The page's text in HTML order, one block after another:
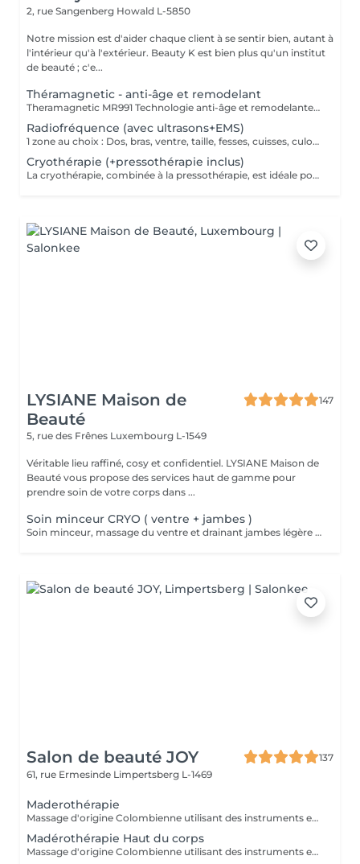
2, rue Sangenberg Howald L-5850
Notre mission est d'aider chaque client à se sentir bien, autant à
l'intérieur qu'à l'extérieur. Beauty K est bien plus qu'un institut
de beauté ; c'e...
Théramagnetic - anti-âge et remodelant
Theramagnetic MR991 Technologie anti-âge et remodelante pour le corps et le visage Le Theramagnetic est un soin non-invasif alliant endomassage mécanique et champs magnétiques pulsés à résonance stochastique (CMPS). Cette technologie brevetée, D.E.S., stimule intensément la régénération cellulaire, améliore la circulation sanguine et lymphatique, et restaure visiblement l'élasticité de la peau. Endomassage Mécanique (MRM) : grâce à deux rouleaux motorisés et une aspiration douce, il reproduit un massage profond qui déstocke les graisses, raffermit les tissus et favorise un drainage naturel. Champs magnétiques pulsés (CMPS) : ils envoient des micro-courants qui relancent l'activité cellulaire, améliorent l'oxygénation, éliminent les toxines et boostent la production de collagène et d'élastine. Résultat : une peau plus lisse, plus lumineuse, dès les premières séances. Des résultats mesurables dès la 1ère séance : Jusqu'à -9,7 cm de tour de taille* +52,65 % d'activité des fibroblastes (cellules de régénération) Visage & Corps : le Theramagnetic s'adapte aux différentes zones, y compris le visage et le cou, pour un effet liftant et anti-âge immédiat. Recommandation : une cure de 7 séances, à raison de 1 à 2 séances par semaine, pour des résultats durables et visibles (raffermissement, réduction des rides, amélioration de la silhouette, drainage).
Radiofréquence (avec ultrasons+EMS)
1 zone au choix : Dos, bras, ventre, taille, fesses, cuisses, culotte de cheval, etc. La technologie ondes électromagnétiques par radiofréquence provoque la rotation des molécules d'eau et génère le réchauffement des tissus cutanés et sous-cutanés. Cette chaleur a pour effet de stimuler le métabolisme, provoquant un ensemble de réactions qui accélère le processus d'élimination des graisses tenaces.
Cryothérapie (+pressothérapie inclus)
La cryothérapie, combinée à la pressothérapie, est idéale pour traiter la cellulite, les douleurs et inflammations. Ce soin par le froid favorise la récupération physique, améliore la circulation et raffermit la peau. En plus de tonifier les tissus et éliminer les capitons, la cryothérapie procure un moment de relaxation grâce à la production d'endorphines stimulée par le froid.
LYSIANE Maison de
Beauté
147
5, rue des Frênes Luxembourg L-1549
Véritable lieu raffiné, cosy et confidentiel. LYSIANE Maison de
Beauté vous propose des services haut de gamme pour
prendre soin de votre corps dans ...
Soin minceur CRYO ( ventre + jambes )
Soin minceur, massage du ventre et drainant jambes légère associé a un enveloppement bandes / liquide CRYO pour un effet raffermissant +++
Salon de beauté JOY
137
61, rue Ermesinde Limpertsberg L-1469
Maderothérapie
Massage d'origine Colombienne utilisant des instruments en bois naturel pour remodeler le corps, briser les graisses, stimuler le système lymphatique et lisser la peau. Cette méthode non invasive cible la cellulite ( cuisse , ventre, bras ) et raffermie la silhouette.
Madérothérapie Haut du corps
Massage d'origine Colombienne utilisant des instruments en bois naturel pour remodeler le corps, briser les graisses, stimuler le système lymphatique et lisser la peau. Cette méthode non invasive cible la cellulite ( cuisse , ventre, bras ) et raffermie la silhouette.